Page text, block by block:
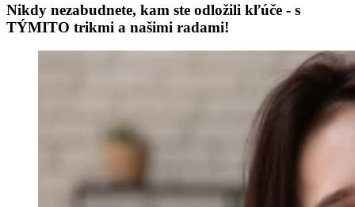
Nikdy nezabudnete, kam ste odložili kľúče - s
TÝMITO trikmi a našimi radami!